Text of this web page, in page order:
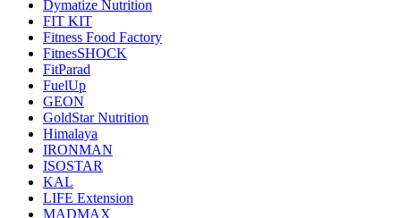
Dymatize Nutrition
FIT KIT
Fitness Food Factory
FitnesSHOCK
FitParad
FuelUp
GEON
GoldStar Nutrition
Himalaya
IRONMAN
ISOSTAR
KAL
LIFE Extension
MADMAX